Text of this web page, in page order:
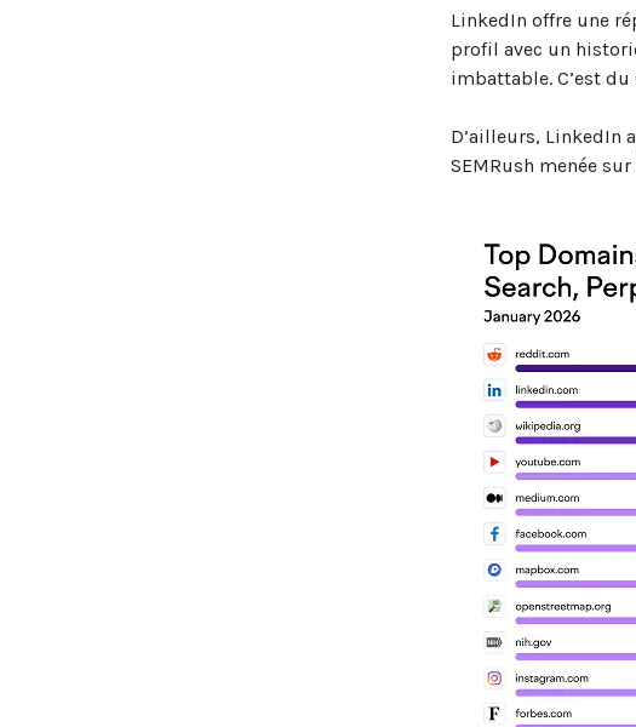
LinkedIn offre une
profil avec un
imbattable. C’est du
D’ailleurs, LinkedIn
SEMRush menée